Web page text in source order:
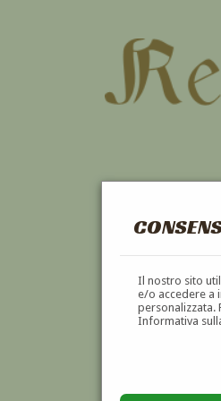
Il nostro sito
e/o accedere a
personalizzata.
Informativa
VIA